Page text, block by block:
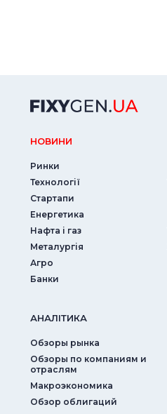
НОВИНИ
Ринки
Технології
Стартапи
Енергетика
Нафта і газ
Металургія
Агро
Банки
АНАЛIТИКА
Обзоры рынка
Обзоры по компаниям и
отраслям
Макроэкономика
Обзор облигаций